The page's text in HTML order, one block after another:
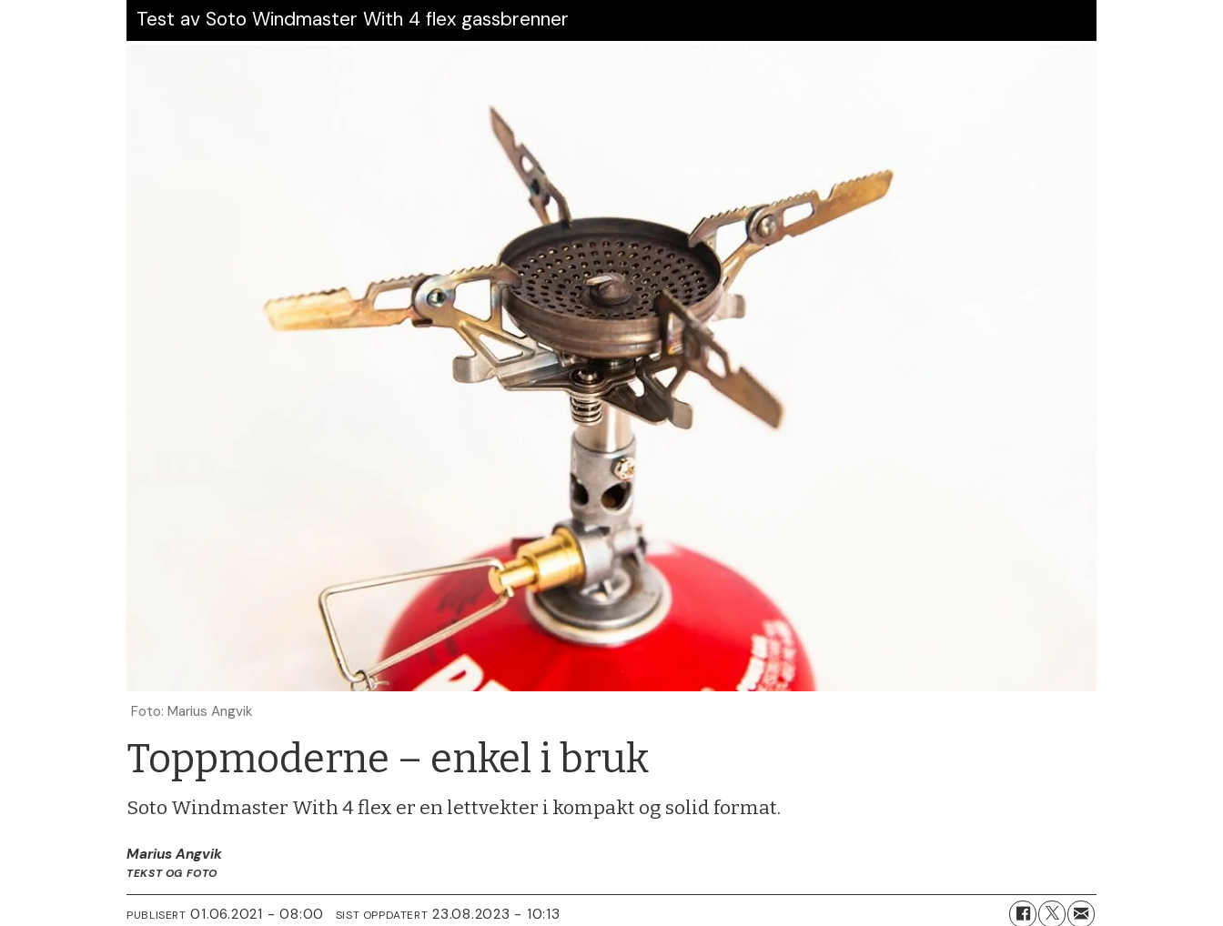
Test av Soto Windmaster With 4 flex gassbrenner
Foto: Marius Angvik
Toppmoderne – enkel i bruk
Soto Windmaster With 4 flex er en lettvekter i kompakt og solid format.
Marius Angvik
TEKST OG FOTO
PUBLISERT 01.06.2021 - 08:00 SIST OPPDATERT 23.08.2023 - 10:13